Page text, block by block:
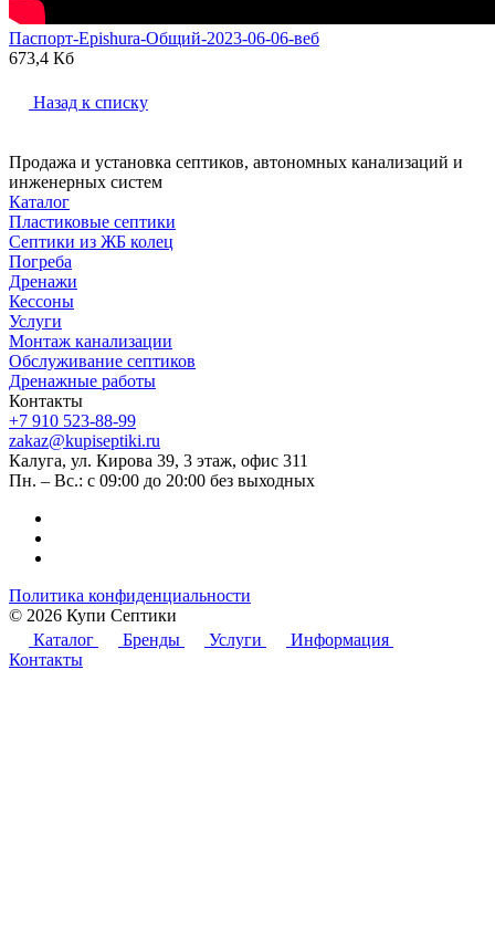
Паспорт-Epishura-Общий-2023-06-06-веб
673,4 Кб
Назад к списку
Продажа и установка септиков, автономных канализаций и
инженерных систем
Каталог
Пластиковые септики
Септики из ЖБ колец
Погреба
Дренажи
Кессоны
Услуги
Монтаж канализации
Обслуживание септиков
Дренажные работы
Контакты
+7 910 523-88-99
zakaz@kupiseptiki.ru
Калуга, ул. Кирова 39, 3 этаж, офис 311
Пн. – Вс.: с 09:00 до 20:00 без выходных
Политика конфиденциальности
© 2026 Купи Септики
Каталог
Бренды Услуги
Информация
Контакты